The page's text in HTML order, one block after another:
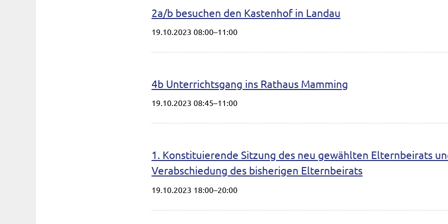
2a/b besuchen den Kastenhof in Landau
19.10.2023 08:00–11:00
4b Unterrichtsgang ins Rathaus Mamming
19.10.2023 08:45–11:00
1. Konstituierende Sitzung des neu gewählten Elternbeirats
Verabschiedung des bisherigen Elternbeirats
19.10.2023 18:00–20:00